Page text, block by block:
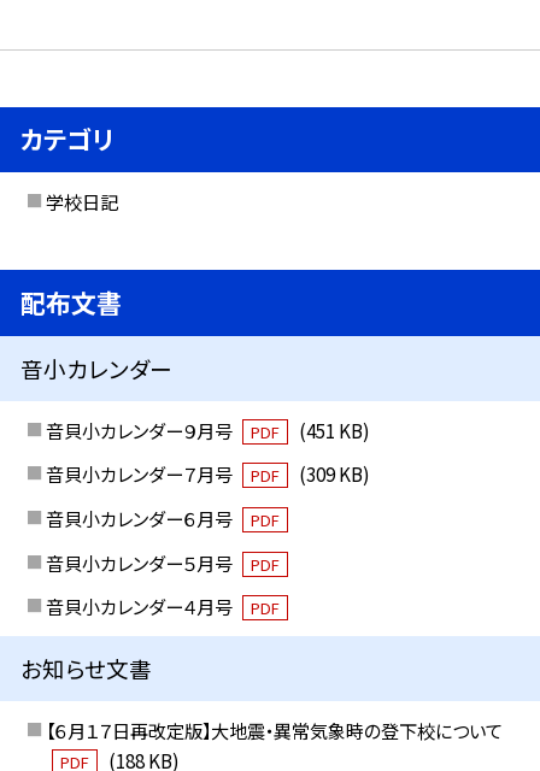
カテゴリ
学校日記
配布文書
音小カレンダー
音貝小カレンダー９月号 PDF
(451 KB)
音貝小カレンダー７月号
PDF
(309 KB)
音貝小カレンダー６月号
PDF
音貝小カレンダー５月号 PDF
音貝小カレンダー４月号 PDF
お知らせ文書
【６月１７日再改定版】大地震・異常気象時の登下校について
PDF
(188 KB)